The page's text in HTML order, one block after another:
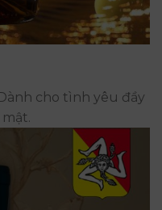
cho tình yêu đầy